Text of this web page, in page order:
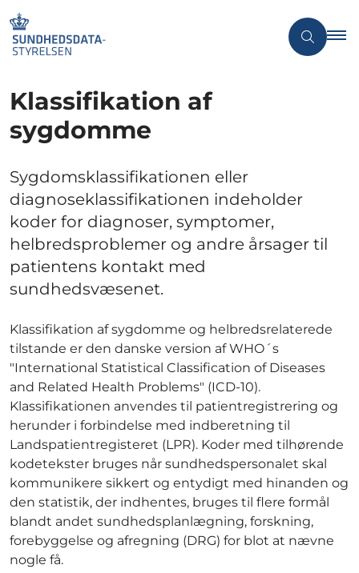
Klassifikation af
sygdomme
Sygdomsklassifikationen eller
diagnoseklassifikationen indeholder
koder for diagnoser, symptomer,
helbredsproblemer og andre årsager til
patientens kontakt med
sundhedsvæsenet.
Klassifikation af sygdomme og helbredsrelaterede
tilstande er den danske version af WHO´s
"International Statistical Classification of Diseases
and Related Health Problems" (ICD-10).
Klassifikationen anvendes til patientregistrering og
herunder i forbindelse med indberetning til
Landspatientregisteret (LPR). Koder med tilhørende
kodetekster bruges når sundhedspersonalet skal
kommunikere sikkert og entydigt med hinanden og
den statistik, der indhentes, bruges til flere formål
blandt andet sundhedsplanlægning, forskning,
forebyggelse og afregning (DRG) for blot at nævne
nogle få.